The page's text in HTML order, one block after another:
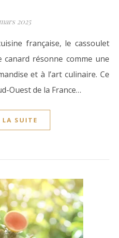
2025
résonne comme une
et à l’art culinaire. Ce
Ouest de la France…
LA SUITE